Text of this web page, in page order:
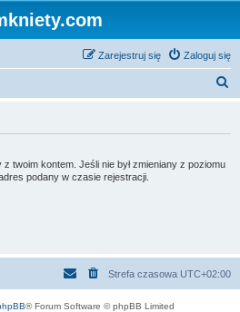
Zaloguj się
Zarejestruj się
twoim kontem. Jeśli nie był zmieniany z poziomu
podany w czasie rejestracji.
Strefa czasowa UTC+02:00
® Forum Software © phpBB Limited